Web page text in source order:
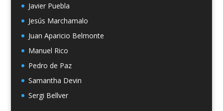
Javier Puebla
Jesús Marchamalo
Juan Aparicio Belmonte
Manuel Rico
Pedro de Paz
Samantha Devin
Sergi Bellver